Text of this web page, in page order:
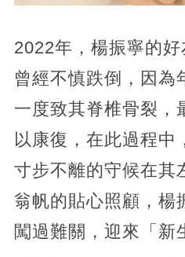
2022年，楊振寧的
曾經不慎跌倒，因為
一度致其脊椎骨裂，
以康復，在此過程中
寸步不離的守候在其
翁帆的貼心照顧，楊
闖過難關，迎來「新